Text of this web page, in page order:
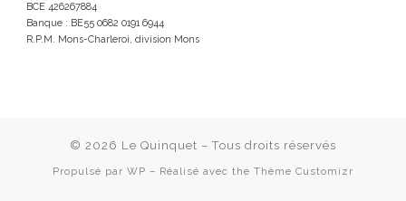
BCE 426267884
Banque : BE55 0682 0191 6944
R.P.M. Mons-Charleroi, division Mons
© 2026 Le Quinquet – Tous droits réservés
Propulsé par WP – Réalisé avec the Thème Customizr